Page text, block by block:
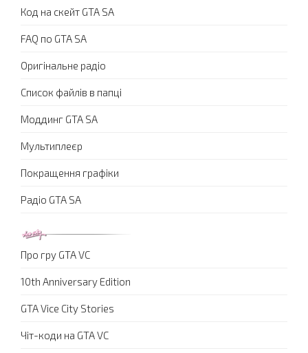
Код на скейт GTA SA
FAQ по GTA SA
Оригінальне радіо
Список файлів в папці
Моддинг GTA SA
Мультиплеєр
Покращення графіки
Радіо GTA SA
Про гру GTA VC
10th Anniversary Edition
GTA Vice City Stories
Чіт-коди на GTA VC